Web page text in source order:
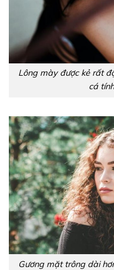
Lông mày được kẻ rất
cá
Gương mặt trông dài